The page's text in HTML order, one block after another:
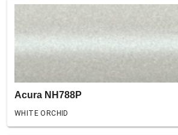
Acura NH788P
WHITE ORCHID